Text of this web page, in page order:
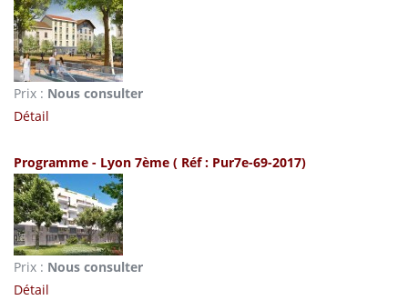
Prix : Nous consulter
Détail
Programme - Lyon 7ème ( Réf : Pur7e-69-2017)
Prix : Nous consulter
Détail